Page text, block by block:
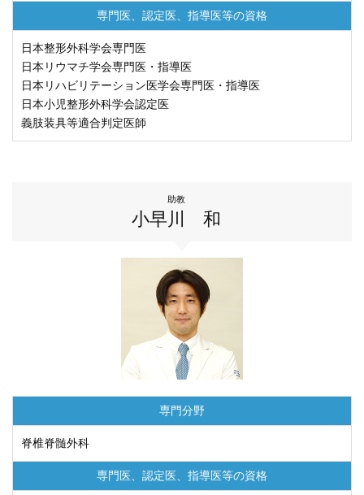
専門医、認定医、 指導医等の資格
日本整形外科学会専門医
日本リウマチ学会専門医・指導医
日本リハビリテーション医学会専門医・指導医
日本小児整形外科学会認定医
義肢装具等適合判定医師
助教
小早川 和
専門分野
脊椎脊髄外科
専門医、認定医、 指導医等の資格